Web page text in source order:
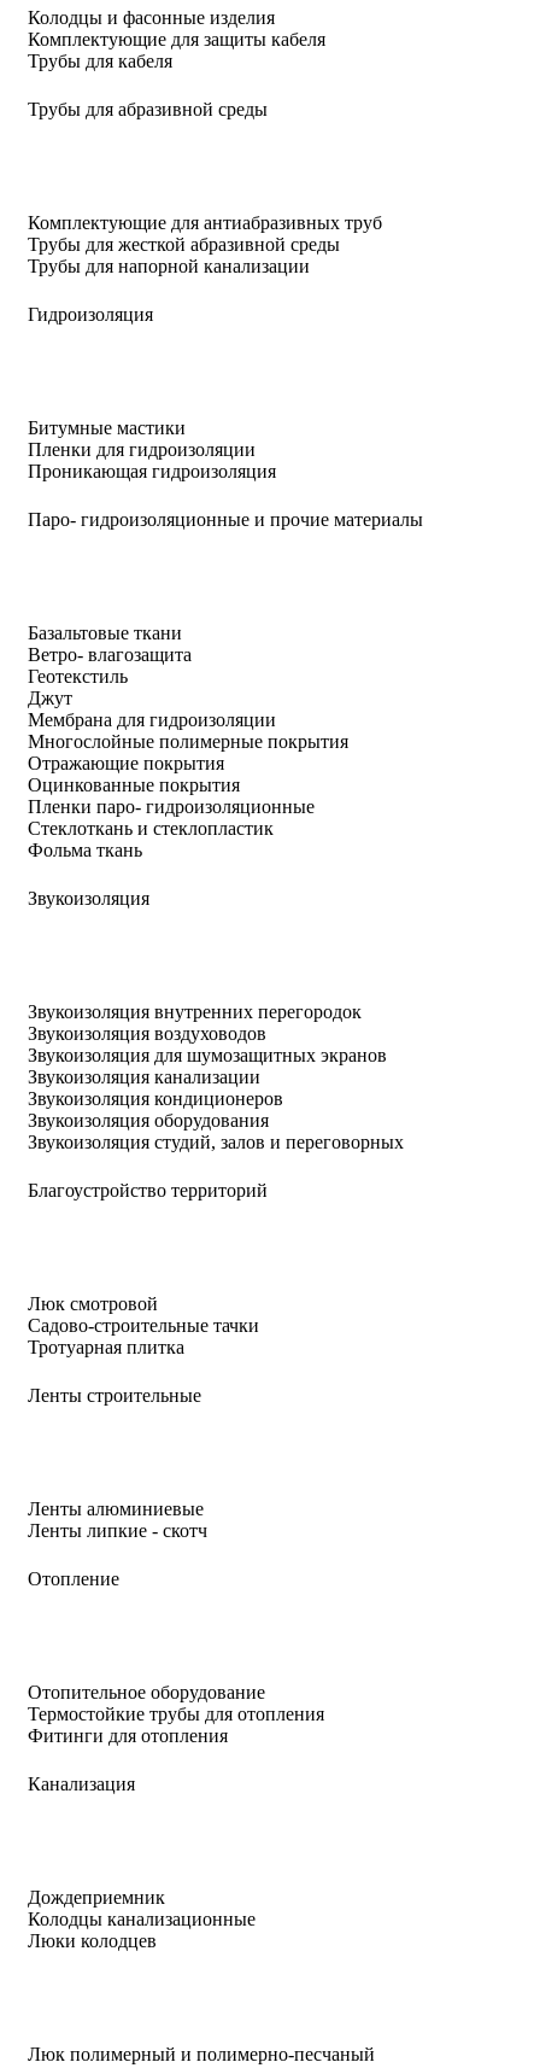
Колодцы и фасонные изделия
Комплектующие для защиты кабеля
Трубы для кабеля
Трубы для абразивной среды
Комплектующие для антиабразивных труб
Трубы для жесткой абразивной среды
Трубы для напорной канализации
Гидроизоляция
Битумные мастики
Пленки для гидроизоляции
Проникающая гидроизоляция
Паро- гидроизоляционные и прочие материалы
Базальтовые ткани
Ветро- влагозащита
Геотекстиль
Джут
Мембрана для гидроизоляции
Многослойные полимерные покрытия
Отражающие покрытия
Оцинкованные покрытия
Пленки паро- гидроизоляционные
Стеклоткань и стеклопластик
Фольма ткань
Звукоизоляция
Звукоизоляция внутренних перегородок
Звукоизоляция воздуховодов
Звукоизоляция для шумозащитных экранов
Звукоизоляция канализации
Звукоизоляция кондиционеров
Звукоизоляция оборудования
Звукоизоляция студий, залов и переговорных
Благоустройство территорий
Люк смотровой
Садово-строительные тачки
Тротуарная плитка
Ленты строительные
Ленты алюминиевые
Ленты липкие - скотч
Отопление
Отопительное оборудование
Термостойкие трубы для отопления
Фитинги для отопления
Канализация
Дождеприемник
Колодцы канализационные
Люки колодцев
Люк полимерный и полимерно-песчаный